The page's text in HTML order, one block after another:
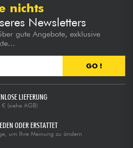
nichts
Newsletters
gute Angebote, exklusive
GO !
LIEFERUNG
€ (siehe AGB)
ODER ERSTATTET
um Ihre Meinung zu ändern